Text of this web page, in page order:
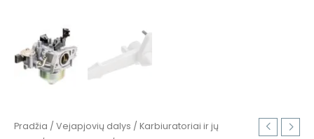
Pradžia / Vejapjovių dalys / Karbiuratoriai ir jų